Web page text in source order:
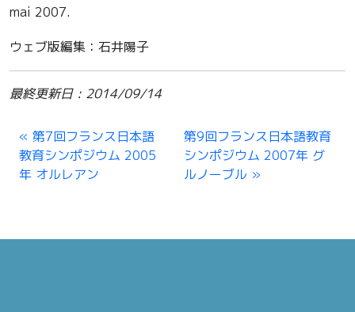
mai 2007.
ウェブ版編集：石井陽子
最終更新日 : 2014/09/14
第7回フランス日本語
教育シンポジウム 2005
年 オルレアン
第9回フランス日本語教育
シンポジウム 2007年 グ
ルノーブル